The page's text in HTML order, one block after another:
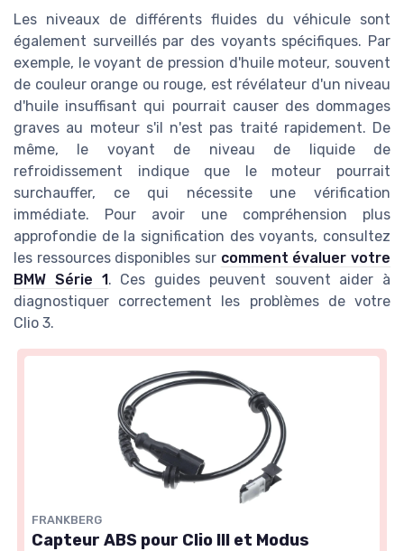
Les niveaux de différents fluides du véhicule sont
également surveillés par des voyants spécifiques. Par
exemple, le voyant de pression d'huile moteur, souvent
de couleur orange ou rouge, est révélateur d'un niveau
d'huile insuffisant qui pourrait causer des dommages
graves au moteur s'il n'est pas traité rapidement. De
même, le voyant de niveau de liquide de
refroidissement indique que le moteur pourrait
surchauffer, ce qui nécessite une vérification
immédiate. Pour avoir une compréhension plus
approfondie de la signification des voyants, consultez
les ressources disponibles sur comment évaluer votre
BMW Série 1 . Ces guides peuvent souvent aider à
diagnostiquer correctement les problèmes de votre
Clio 3.
FRANKBERG
Capteur ABS pour Clio III et Modus